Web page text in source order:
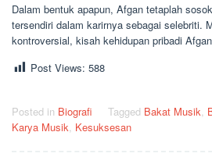
Dalam bentuk apapun, Afgan tetaplah
tersendiri dalam karirnya sebagai selebriti.
kontroversial, kisah kehidupan pribadi
Post Views: 588
Posted in Biografi Tagged Bakat Musik,
Karya Musik, Kesuksesan